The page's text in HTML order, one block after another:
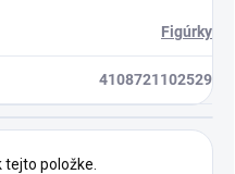
Figúrky
4108721102529
položke.